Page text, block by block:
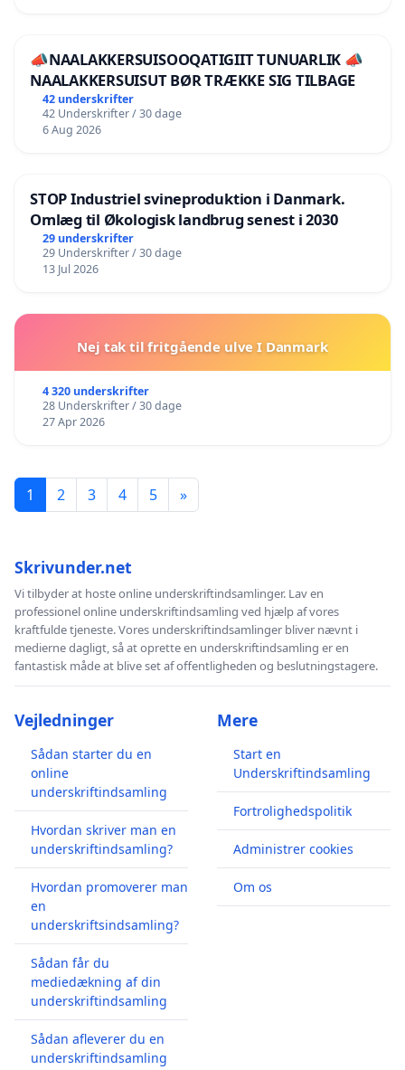
📣NAALAKKERSUISOOQATIGIIT TUNUARLIK 📣
NAALAKKERSUISUT BØR TRÆKKE SIG TILBAGE
42 underskrifter
42 Underskrifter / 30 dage
6 Aug 2026
STOP Industriel svineproduktion i Danmark.
Omlæg til Økologisk landbrug senest i 2030
29 underskrifter
29 Underskrifter / 30 dage
13 Jul 2026
Nej tak til fritgående ulve I Danmark
4 320 underskrifter
28 Underskrifter / 30 dage
27 Apr 2026
1 2 3 4 5 »
Skrivunder.net
Vi tilbyder at hoste online underskriftindsamlinger. Lav en
professionel online underskriftindsamling ved hjælp af vores
kraftfulde tjeneste. Vores underskriftindsamlinger bliver nævnt i
medierne dagligt, så at oprette en underskriftindsamling er en
fantastisk måde at blive set af offentligheden og beslutningstagere.
Vejledninger
Sådan starter du en
online
underskriftindsamling
Hvordan skriver man en
underskriftindsamling?
Hvordan promoverer man
en
underskriftsindsamling?
Sådan får du
mediedækning af din
underskriftindsamling
Sådan afleverer du en
underskriftindsamling
Mere
Start en
Underskriftindsamling
Fortrolighedspolitik
Administrer cookies
Om os